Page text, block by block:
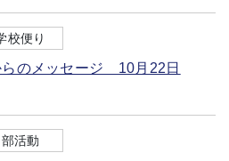
校便り
のメッセージ 10月22日
部活動